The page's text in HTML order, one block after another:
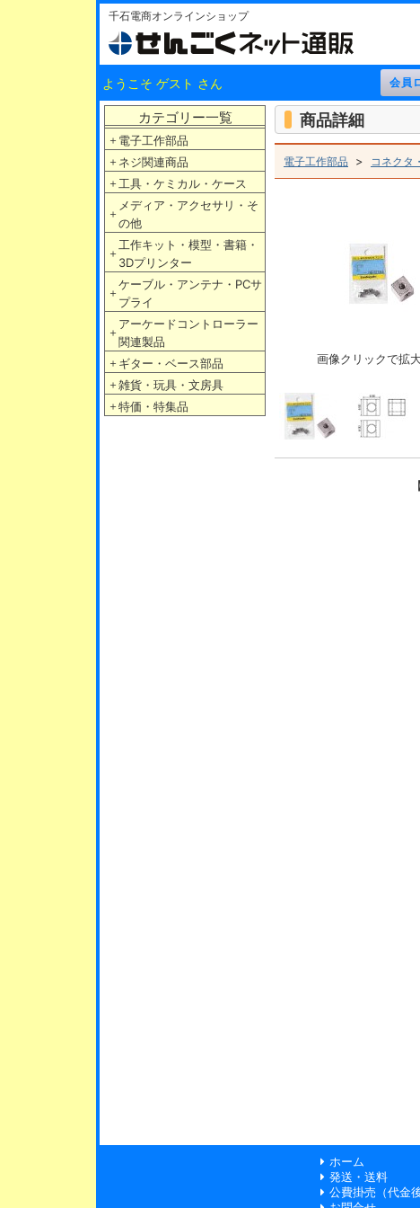
千石電商オンラインショップ
ようこそ ゲスト さん
カテゴリー一覧
＋ 電子工作部品
＋ ネジ関連商品
＋ 工具・ケミカル・ケース
＋
メディア・アクセサリ・そ
の他
＋
工作キット・模型・書籍・
3Dプリンター
＋
ケーブル・アンテナ・PCサ
プライ
＋
アーケードコントローラー
関連製品
＋ ギター・ベース部品
＋ 雑貨・玩具・文房具
＋ 特価・特集品
商品詳細
電子工作部品 > コネクタ
画像クリックで拡
ホーム
発送・送料
公費掛売（代金